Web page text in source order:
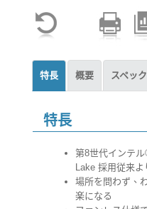
特長 概要 スペック
特長
第8世代インテ
Lake 採用従来
場所を問わず、
楽になる